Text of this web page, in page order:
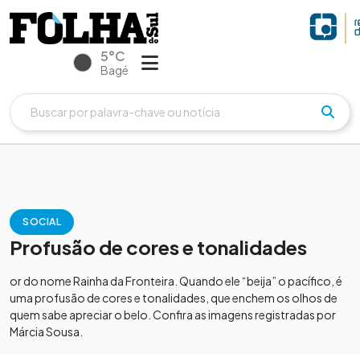
5°C
Bagé
SOCIAL
Profusão de cores e tonalidades
or do nome Rainha da Fronteira. Quando ele “beija” o pacífico, é
uma profusão de cores e tonalidades, que enchem os olhos de
quem sabe apreciar o belo. Confira as imagens registradas por
Márcia Sousa.